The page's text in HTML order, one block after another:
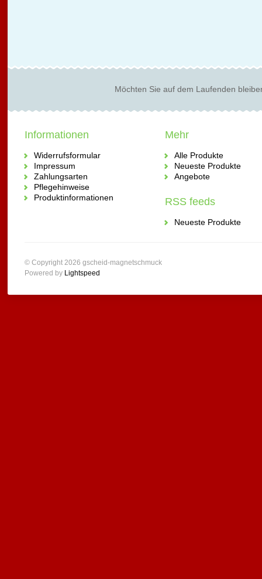
Möchten Sie auf dem Laufenden
Informationen
Widerrufsformular
Impressum
Zahlungsarten
Pflegehinweise
Produktinformationen
Mehr
Alle Produkte
Neueste Produkte
Angebote
RSS feeds
Neueste Produkte
© Copyright 2026 gscheid-magnetschmuck
Powered by Lightspeed